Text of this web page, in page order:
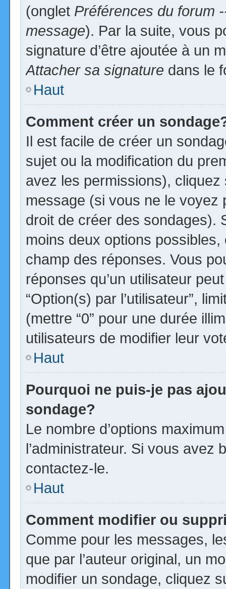
(onglet Préférences du forum
message). Par la suite, vous
signature d’être ajoutée à un
Attacher sa signature dans le
Haut
Comment créer un
Il est facile de créer un
sujet ou la modification du
avez les permissions), cliquez
message (si vous ne le voyez
droit de créer des sondages).
moins deux options
champ des réponses. Vous
réponses qu’un utilisateur
“Option(s) par l’utilisateur”,
(mettre “0” pour une durée
utilisateurs de modifier leur
Haut
Pourquoi ne puis-je pas
sondage?
Le nombre d’options
l’administrateur. Si vous avez
contactez-le.
Haut
Comment modifier ou
Comme pour les messages,
que par l’auteur original, un
modifier un sondage, cliquez